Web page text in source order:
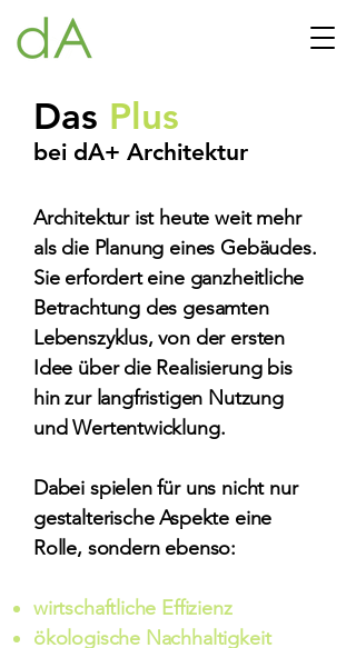
Das Plus
bei dA+ Architektur
Architektur ist heute weit mehr
als die Planung eines Gebäudes.
Sie erfordert eine ganzheitliche
Betrachtung des gesamten
Lebenszyklus, von der ersten
Idee über die Realisierung bis
hin zur langfristigen Nutzung
und Wertentwicklung.
Dabei spielen für uns nicht nur
gestalterische Aspekte eine
Rolle, sondern ebenso:
wirtschaftliche Effizienz
ökologische Nachhaltigkeit